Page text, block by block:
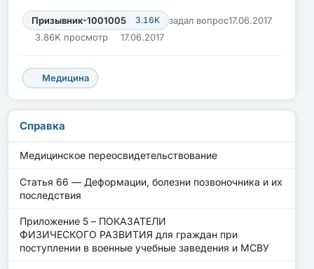
Призывник-1001005 3.16K задал вопрос17.06.2017
3.86K просмотр
17.06.2017
Медицина
Справка
Медицинское переосвидетельствование
Статья 66 — Деформации, болезни позвоночника и их
последствия
Приложение 5 – ПОКАЗАТЕЛИ
ФИЗИЧЕСКОГО РАЗВИТИЯ для граждан при
поступлении в военные учебные заведения и МСВУ